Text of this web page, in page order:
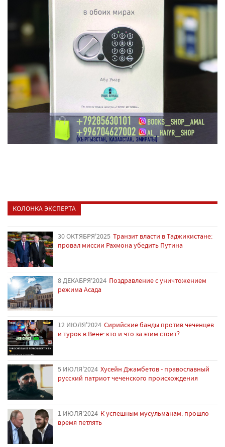
КОЛОНКА ЭКСПЕРТА
30 ОКТЯБРЯ'2025 Транзит власти в Таджикистане:
провал миссии Рахмона убедить Путина
8 ДЕКАБРЯ'2024 Поздравление с уничтожением
режима Асада
12 ИЮЛЯ'2024 Сирийские банды против чеченцев
и турок в Вене: кто и что за этим стоит?
5 ИЮЛЯ'2024 Хусейн Джамбетов - православный
русский патриот чеченского происхождения
1 ИЮЛЯ'2024 К успешным мусульманам: прошло
время петлять